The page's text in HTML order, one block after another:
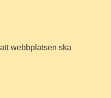
webbplatsen ska